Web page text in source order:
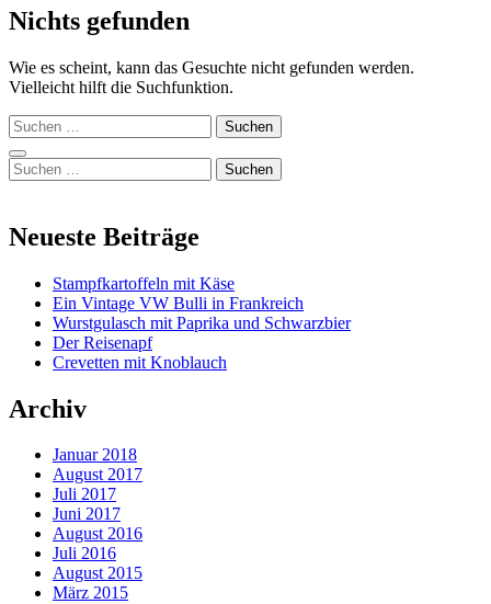
Nichts gefunden
Wie es scheint, kann das Gesuchte nicht gefunden werden.
Vielleicht hilft die Suchfunktion.
Suchen
nach:
Seitenleiste
Suchen
nach:
Neueste Beiträge
Stampfkartoffeln mit Käse
Ein Vintage VW Bulli in Frankreich
Wurstgulasch mit Paprika und Schwarzbier
Der Reisenapf
Crevetten mit Knoblauch
Archiv
Januar 2018
August 2017
Juli 2017
Juni 2017
August 2016
Juli 2016
August 2015
März 2015